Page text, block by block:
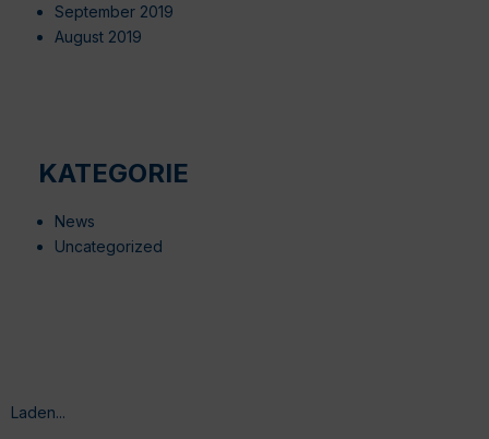
September 2019
August 2019
KATEGORIE
News
Uncategorized
Laden...